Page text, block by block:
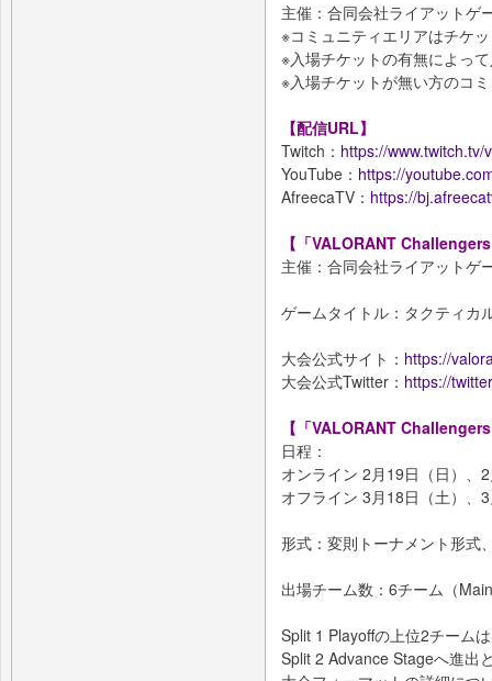
主催：合同会社ライアットゲ
※コミュニティエリアはチケ
※入場チケットの有無によっ
※入場チケットが無い方のコ
【配信URL】
Twitch： https://www.twitch.tv/
YouTube： https://
AfreecaTV： https://
【「VALORANT
主催：合同会社ライアットゲ
ゲームタイトル：タクティカ
大会公式サイト： https://
大会公式Twitter： https://
【「VALORANT
日程：
オンライン 2月19日（日）、
オフライン 3月18日（土）、
形式：変則トーナメント形式
出場チーム数：6チーム（
Split 1 Playoffの上位2チーム
Split 2 Advance Stageへ進出